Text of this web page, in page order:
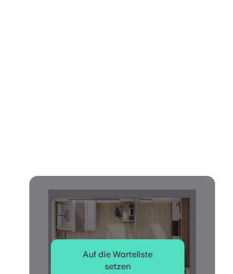
Auf die Warteliste
setzen